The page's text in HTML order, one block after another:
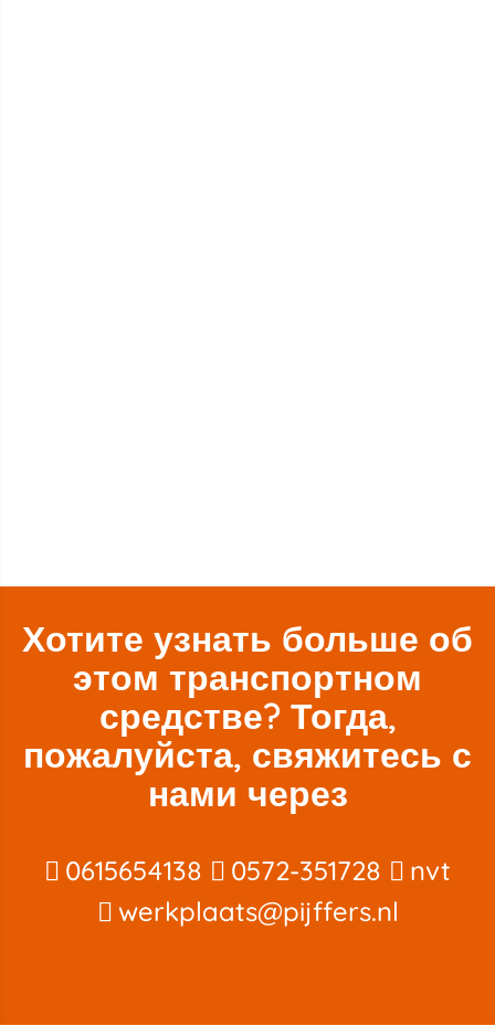
Хотите узнать больше об
этом транспортном
средстве? Тогда,
пожалуйста, свяжитесь с
нами через
0615654138 0572-351728
nvt
werkplaats@pijffers.nl